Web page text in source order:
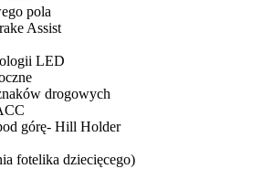
pola
Assist
LED
drogowych
górę- Hill Holder
fotelika dziecięcego)